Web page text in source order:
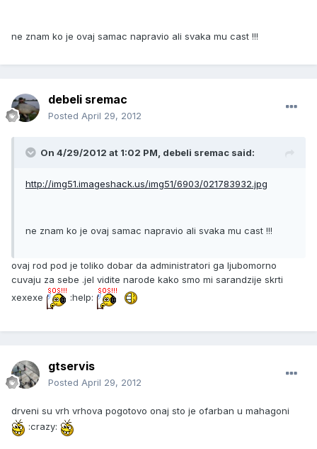
ne znam ko je ovaj samac napravio ali svaka mu cast !!!
debeli sremac
Posted April 29, 2012
On 4/29/2012 at 1:02 PM, debeli sremac said:
http://img51.imageshack.us/img51/6903/021783932.jpg
ne znam ko je ovaj samac napravio ali svaka mu cast !!!
ovaj rod pod je toliko dobar da administratori ga ljubomorno
cuvaju za sebe .jel vidite narode kako smo mi sarandzije skrti
xexexe
:help:
gtservis
Posted April 29, 2012
drveni su vrh vrhova pogotovo onaj sto je ofarban u mahagoni
:crazy: